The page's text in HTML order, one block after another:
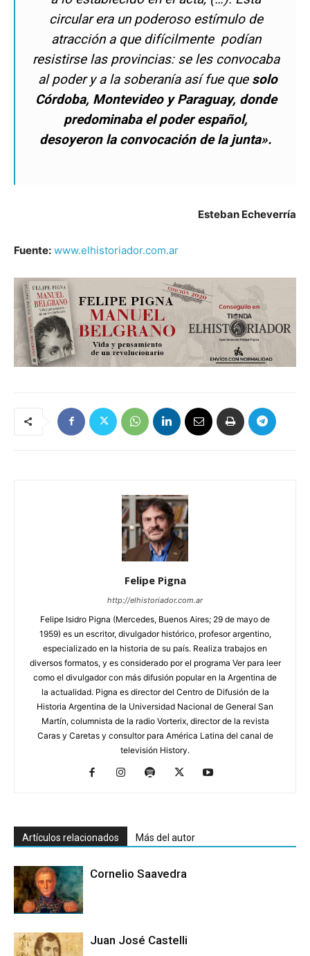
circular era un poderoso estímulo de
atracción a que difícilmente podían
resistirse las provincias: se les convocaba
al poder y a la soberanía así fue que solo
Córdoba, Montevideo y Paraguay, donde
predominaba el poder español,
desoyeron la convocación de la junta».
Esteban Echeverría
Fuente: www.elhistoriador.com.ar
Felipe Pigna
http://elhistoriador.com.ar
Felipe Isidro Pigna (Mercedes, Buenos Aires; 29 de mayo de
1959) es un escritor, divulgador histórico, profesor argentino,
especializado en la historia de su país. Realiza trabajos en
diversos formatos, y es considerado por el programa Ver para leer
como el divulgador con más difusión popular en la Argentina de
la actualidad. Pigna es director del Centro de Difusión de la
Historia Argentina de la Universidad Nacional de General San
Martín, columnista de la radio Vorterix, director de la revista
Caras y Caretas y consultor para América Latina del canal de
televisión History.
Artículos relacionados Más del autor
Cornelio Saavedra
Juan José Castelli